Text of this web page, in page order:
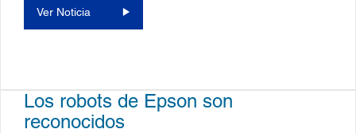
Ver Noticia
Los robots de Epson son
reconocidos